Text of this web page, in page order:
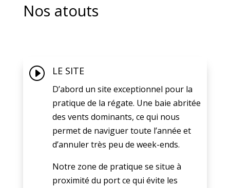
Nos atouts
I LE SITE
D’abord un site exceptionnel pour la
pratique de la régate. Une baie abritée
des vents dominants, ce qui nous
permet de naviguer toute l’année et
d’annuler très peu de week-ends.
Notre zone de pratique se situe à
proximité du port ce qui évite les